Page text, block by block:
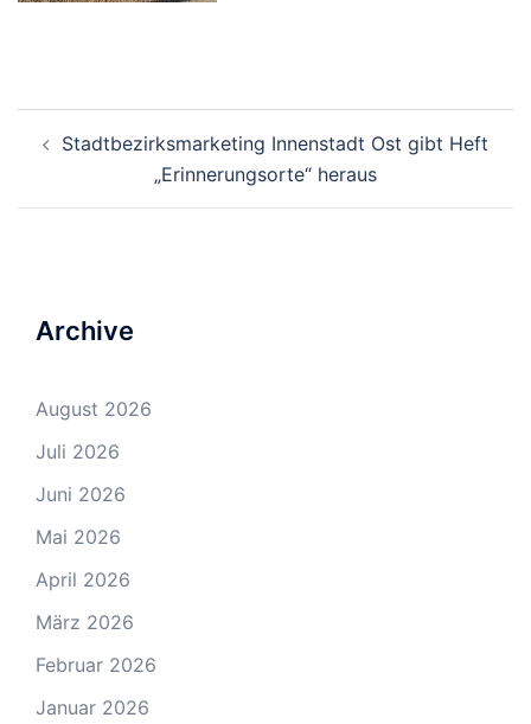
Navigation
Stadtbezirksmarketing Innenstadt Ost gibt Heft
„Erinnerungsorte“ heraus
Archive
August 2026
Juli 2026
Juni 2026
Mai 2026
April 2026
März 2026
Februar 2026
Januar 2026